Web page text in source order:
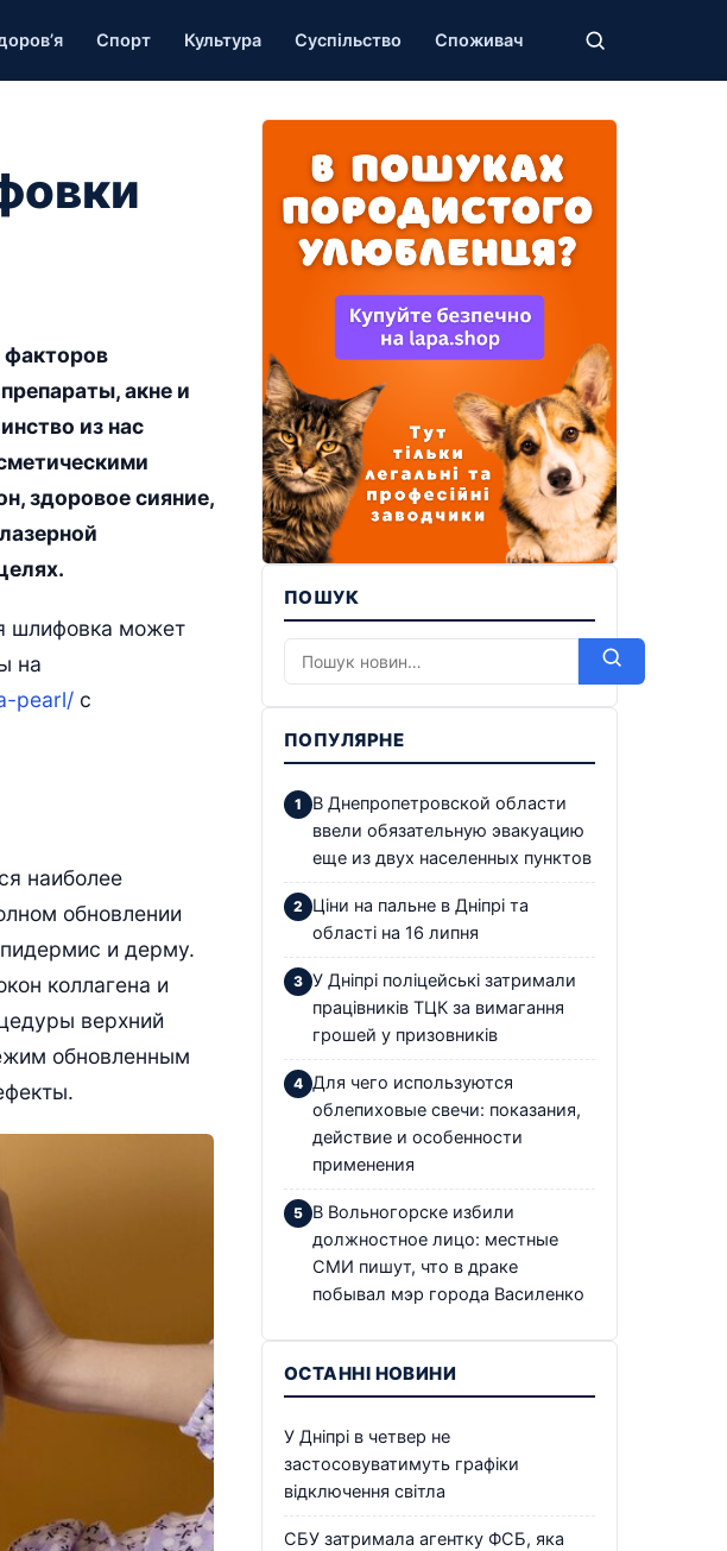
Спорт Культура Суспільство Споживач
факторов
акне и
из нас
здоровое сияние,
шлифовка может
на
pearl/ с
наиболее
обновлении
и дерму.
коллагена и
верхний
обновленным
ПОШУК
ПОПУЛЯРНЕ
В Днепропетровской области
ввели обязательную эвакуацию
еще из двух населенных пунктов
Ціни на пальне в Дніпрі та
області на 16 липня
У Дніпрі поліцейські затримали
працівників ТЦК за вимагання
грошей у призовників
Для чего используются
облепиховые свечи: показания,
действие и особенности
применения
В Вольногорске избили
должностное лицо: местные
СМИ пишут, что в драке
побывал мэр города Василенко
ОСТАННІ НОВИНИ
У Дніпрі в четвер не
застосовуватимуть графіки
відключення світла
СБУ затримала агентку ФСБ, яка